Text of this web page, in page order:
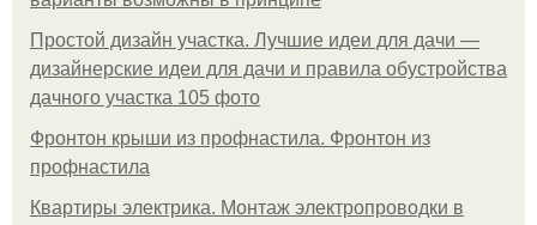
Простой дизайн участка. Лучшие идеи для дачи —
дизайнерские идеи для дачи и правила обустройства
дачного участка 105 фото
Фронтон крыши из профнастила. Фронтон из
профнастила
Квартиры электрика. Монтаж электропроводки в